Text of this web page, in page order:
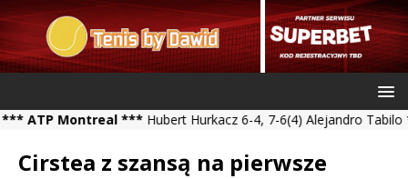
Montreal ***Hubert Hurkacz 6-4, 7-6(4) Alejandro Tabilo ***
Cirstea z szansą na pierwsze